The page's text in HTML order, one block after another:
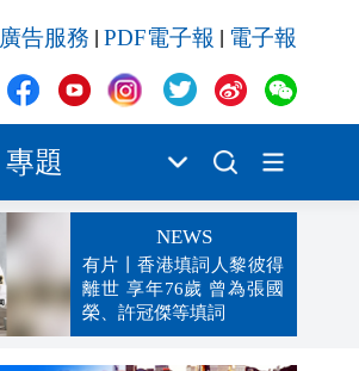
廣告服務 PDF電子報 電子報
專題
NEWS
有片丨香港填詞人黎彼得
離世 享年76歲 曾為張國
榮、許冠傑等填詞